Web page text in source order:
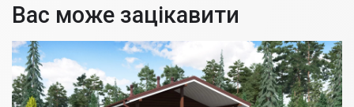
Вас може зацікавити